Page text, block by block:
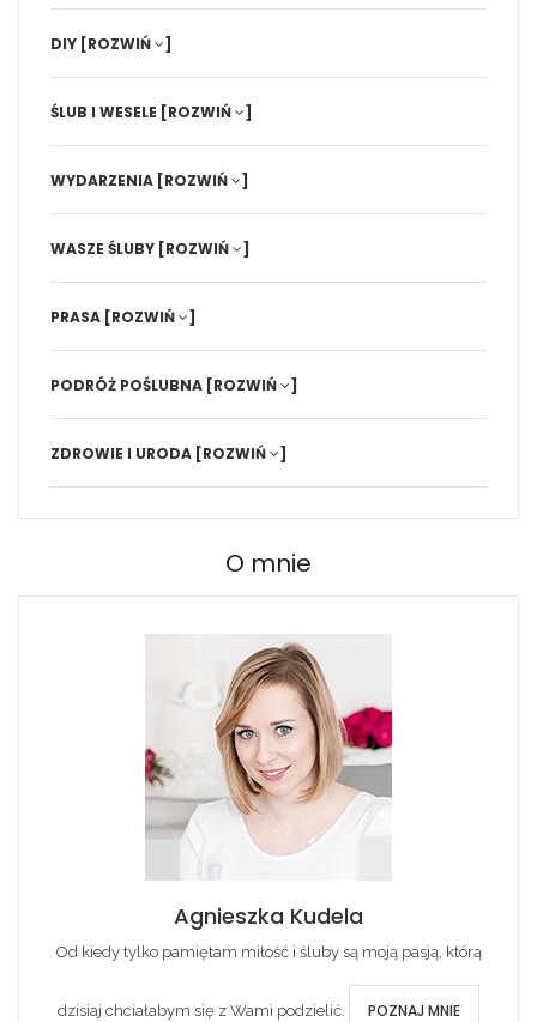
DIY [ROZWIŃ ]
ŚLUB I WESELE [ROZWIŃ ]
WYDARZENIA [ROZWIŃ ]
WASZE ŚLUBY [ROZWIŃ ]
PRASA [ROZWIŃ ]
PODRÓŻ POŚLUBNA [ROZWIŃ ]
ZDROWIE I URODA [ROZWIŃ ]
O mnie
Agnieszka Kudela
Od kiedy tylko pamiętam miłość i śluby są moją pasją, którą
dzisiaj chciałabym się z Wami podzielić. POZNAJ MNIE